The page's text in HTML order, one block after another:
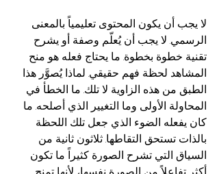
لا يجب أن يكون المحتوى تعليمياً بالمعنى
الرسمي. لا يجب أن يُعلّم وصفة أو يشرح
تقنية خطوة بخطوة. ما يحتاج فعله هو منح
المشاهد لحظة فهم حقيقي. لماذا يُصوَّر هذا
الطبق من هذه الزاوية لا تلك. ما الخطأ في
المحاولة الأولى وما التغيير الذي أصلحه. ما
كان يفعله الضوء الذي جعل تلك اللحظة
بالذات تستحق التقاطها. ثلاثون ثانية من
السياق التي تشرح الصورة كثيراً ما تكون